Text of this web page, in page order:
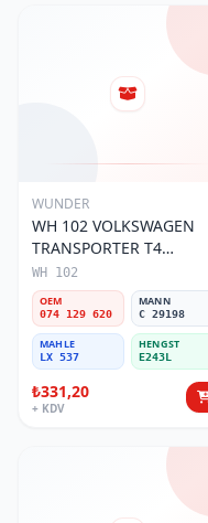
WUNDER
WH 102 VOLKSWAGEN
TRANSPORTER T4
(SÜNGERSiZ) 074 129 620
Hava Filtresi
WH 102
OEM
074 129 620
MANN
C 29198
MAHLE
LX 537
HENGST
E243L
₺331,20
+ KDV